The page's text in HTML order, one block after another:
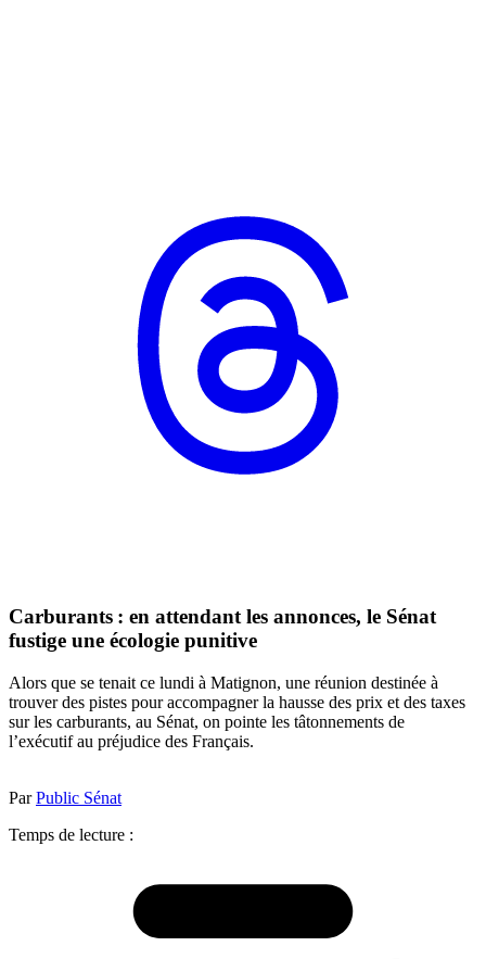
Carburants : en attendant les annonces, le Sénat
fustige une écologie punitive
Alors que se tenait ce lundi à Matignon, une réunion destinée à
trouver des pistes pour accompagner la hausse des prix et des taxes
sur les carburants, au Sénat, on pointe les tâtonnements de
l’exécutif au préjudice des Français.
ParPublic Sénat
Temps de lecture :